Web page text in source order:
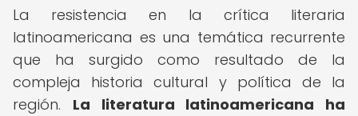
La resistencia en la crítica literaria
latinoamericana es una temática recurrente
que ha surgido como resultado de la
compleja historia cultural y política de la
región. La literatura latinoamericana ha